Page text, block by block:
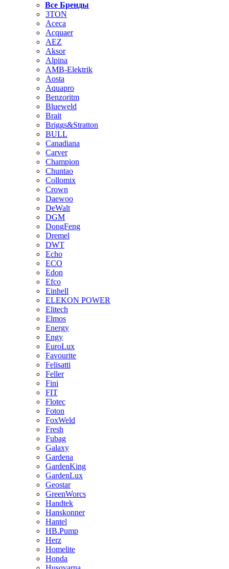
Все Бренды
3TON
Aceca
Acquaer
AEZ
Aksor
Alpina
AMB-Elektrik
Aosta
Aquapro
Benzoritm
Blueweld
Brait
Briggs&Stratton
BULL
Canadiana
Carver
Champion
Chuntao
Collomix
Crown
Daewoo
DeWalt
DGM
DongFeng
Dremel
DWT
Echo
ECO
Edon
Efco
Einhell
ELEKON POWER
Elitech
Elmos
Energy
Engy
EuroLux
Favourite
Felisatti
Feller
Fini
FIT
Flotec
Foton
FoxWeld
Fresh
Fubag
Galaxy
Gardena
GardenKing
GardenLux
Geostar
GreenWorcs
Handtek
Hanskonner
Hantel
HB.Pump
Herz
Homelite
Honda